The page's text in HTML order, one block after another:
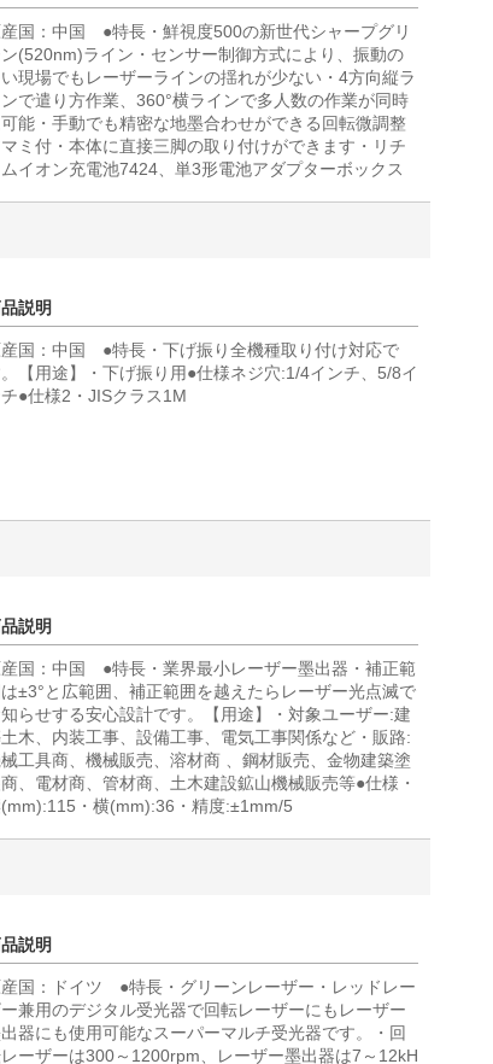
産国：中国 ●特長・鮮視度500の新世代シャープグリ
(520nm)ライン・センサー制御方式により、振動の
現場でもレーザーラインの揺れが少ない・4方向縦ラ
で遣り方作業、360°横ラインで多人数の作業が同時
能・手動でも精密な地墨合わせができる回転微調整
ミ付・本体に直接三脚の取り付けができます・リチ
イオン充電池7424、単3形電池アダプターボックス
説明
産国：中国 ●特長・下げ振り全機種取り付け対応で
【用途】・下げ振り用●仕様ネジ穴:1/4インチ、5/8イ
チ●仕様2・JISクラス1M
説明
産国：中国 ●特長・業界最小レーザー墨出器・補正範
は±3°と広範囲、補正範囲を越えたらレーザー光点滅で
らせする安心設計です。【用途】・対象ユーザー:建
木、内装工事、設備工事、電気工事関係など・販路:
工具商、機械販売、溶材商 、鋼材販売、金物建築塗
、電材商、管材商、土木建設鉱山機械販売等●仕様・
・横(mm):36・精度:±1mm/5
説明
産国：ドイツ ●特長・グリーンレーザー・レッドレー
兼用のデジタル受光器で回転レーザーにもレーザー
器にも使用可能なスーパーマルチ受光器です。・回
ーザーは300～1200rpm、レーザー墨出器は7～12kH